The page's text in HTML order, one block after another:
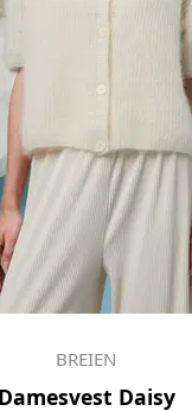
BREIEN
Damesvest Daisy